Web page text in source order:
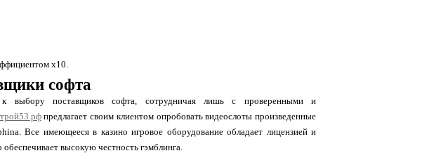
х10.
софта
к выбору поставщиков софта, сотрудничая лишь с проверенными и
предлагает своим клиентом опробовать видеослоты произведенные
Все имеющееся в казино игровое оборудование обладает лицензией и
высокую честность гэмблинга.